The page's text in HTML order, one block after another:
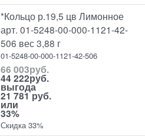
*Кольцо р.19,5 цв Лимонное
арт. 01-5248-00-000-1121-42-
506 вес 3,88 г
01-5248-00-000-1121-42-506
66 003руб.
44 222руб.
выгода
21 781 руб.
или
33%
Скидка 33%